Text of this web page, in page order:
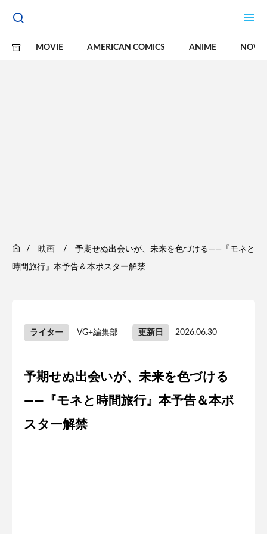
MOVIE AMERICAN COMICS ANIME
映画 予期せぬ出会いが、未来を色づける――『モネと
時間旅行』本予告＆本ポスター解禁
ライター VG+編集部 更新日 2026.06.30
予期せぬ出会いが、未来を色づける
――『モネと時間旅行』本予告＆本ポ
スター解禁